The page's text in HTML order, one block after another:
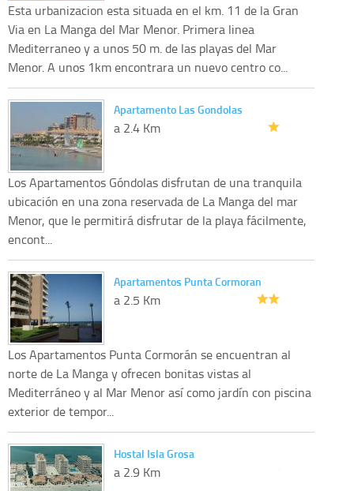
Esta urbanizacion esta situada en el km. 11 de la Gran
Via en La Manga del Mar Menor. Primera linea
Mediterraneo y a unos 50 m. de las playas del Mar
Menor. A unos 1km encontrara un nuevo centro co...
Apartamento Las Gondolas
a 2.4 Km
Los Apartamentos Góndolas disfrutan de una tranquila
ubicación en una zona reservada de La Manga del mar
Menor, que le permitirá disfrutar de la playa fácilmente,
encont...
Apartamentos Punta Cormoran
a 2.5 Km
Los Apartamentos Punta Cormorán se encuentran al
norte de La Manga y ofrecen bonitas vistas al
Mediterráneo y al Mar Menor así como jardín con piscina
exterior de tempor...
Hostal Isla Grosa
a 2.9 Km